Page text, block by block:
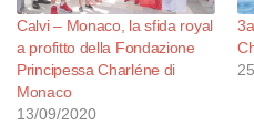
Calvi – Monaco, la sfida royal
a profitto della Fondazione
Principessa Charléne di
Monaco
13/09/2020